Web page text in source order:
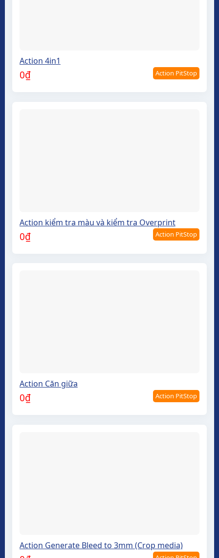
Action PitStop
Action 4in1
0₫
Action PitStop
Action kiểm tra màu và kiểm tra Overprint
0₫
Action PitStop
Action Căn giữa
0₫
Action Generate Bleed to 3mm (Crop media)